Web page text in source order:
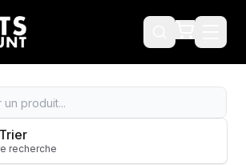
recherche